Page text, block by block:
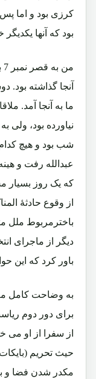
کرزی بود و اما
بود که آنها
آنجا گذاشته
ما به آنجا آمد.
نیاورده بود، ولی
شب بود و هیچ
که یک روز بسیار
از وقوع حادثۀ
باخترمربوط ملل
دیگر از ماجرای
باور کرد که این
به وضاحت کامل
برای دور دوم
از سفرا از او می
حیث تحریم
مکدر شدن فضا و